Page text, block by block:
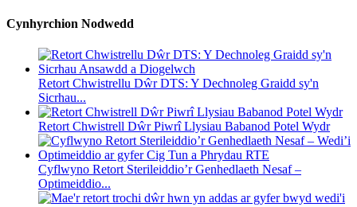
Cynhyrchion Nodwedd
Retort Chwistrellu Dŵr DTS: Y Dechnoleg Graidd sy'n
Sicrhau...
Retort Chwistrell Dŵr Piwrî Llysiau Babanod Potel Wydr
Cyflwyno Retort Sterileiddio’r Genhedlaeth Nesaf –
Optimeiddio...